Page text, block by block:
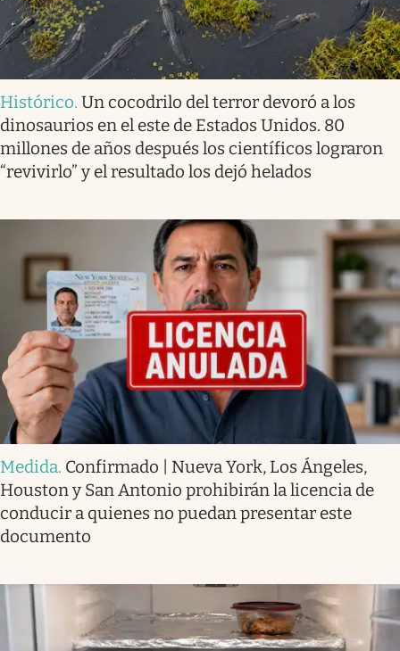
Histórico. Un cocodrilo del terror devoró a los
dinosaurios en el este de Estados Unidos. 80
millones de años después los científicos lograron
“revivirlo” y el resultado los dejó helados
Medida. Confirmado | Nueva York, Los Ángeles,
Houston y San Antonio prohibirán la licencia de
conducir a quienes no puedan presentar este
documento